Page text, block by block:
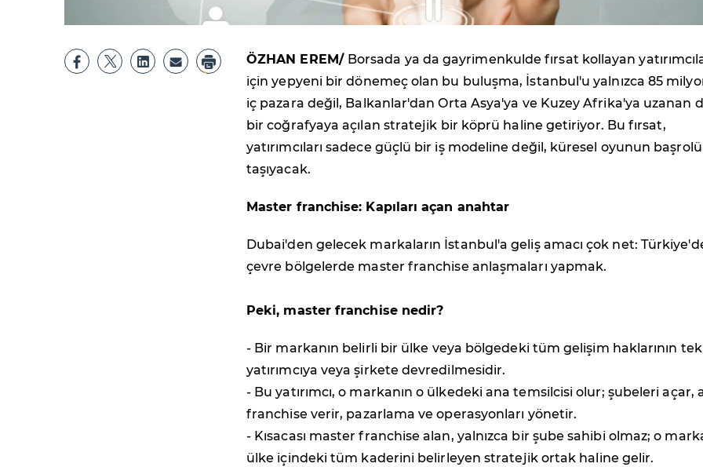
ÖZHAN EREM/ Borsada ya da gayrimenkulde fırsat kollayan
için yepyeni bir dönemeç olan bu buluşma, İstanbul'u yalnızca 85
iç pazara değil, Balkanlar'dan Orta Asya'ya ve Kuzey Afrika'ya uzanan
bir coğrafyaya açılan stratejik bir köprü haline getiriyor. Bu fırsat,
yatırımcıları sadece güçlü bir iş modeline değil, küresel oyunun
taşıyacak.
Master franchise: Kapıları açan anahtar
Dubai'den gelecek markaların İstanbul'a geliş amacı çok net:
çevre bölgelerde master franchise anlaşmaları yapmak.
Peki, master franchise nedir?
- Bir markanın belirli bir ülke veya bölgedeki tüm gelişim haklarının
yatırımcıya veya şirkete devredilmesidir.
- Bu yatırımcı, o markanın o ülkedeki ana temsilcisi olur; şubeleri açar,
franchise verir, pazarlama ve operasyonları yönetir.
- Kısacası master franchise alan, yalnızca bir şube sahibi olmaz; o
ülke içindeki tüm kaderini belirleyen stratejik ortak haline gelir.